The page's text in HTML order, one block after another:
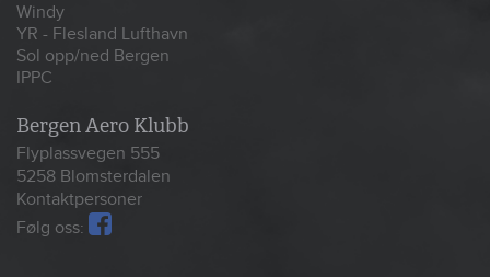
Windy
YR - Flesland Lufthavn
Sol opp/ned Bergen
IPPC
Bergen Aero Klubb
Flyplassvegen 555
5258 Blomsterdalen
Kontaktpersoner
Følg oss: